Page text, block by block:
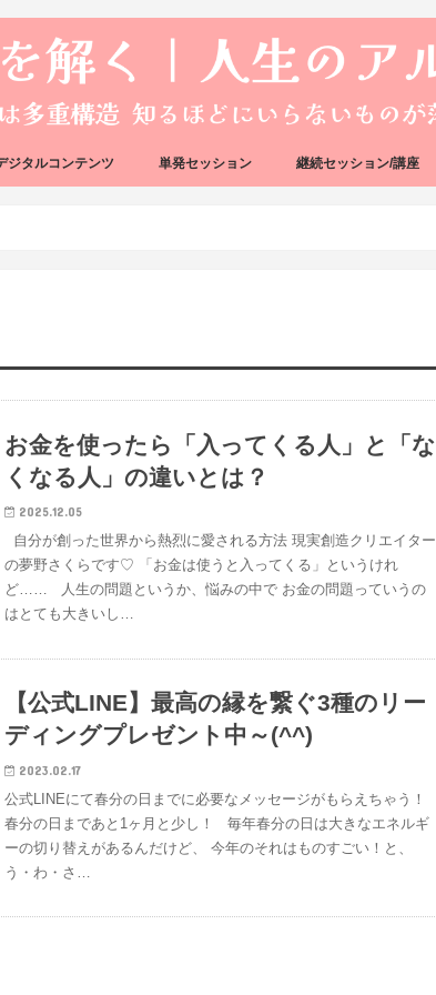
ジタルコンテンツ 単発セッション 継続セッション/講座
お金を使ったら「入ってくる人」と「な
くなる人」の違いとは？
2025.12.05
自分が創った世界から熱烈に愛される方法 現実創造クリエイター
の夢野さくらです♡ 「お金は使うと入ってくる」というけれ
ど…… 人生の問題というか、悩みの中で お金の問題っていうの
はとても大きいし…
【公式LINE】最高の縁を繋ぐ3種のリー
ディングプレゼント中～(^^)
2023.02.17
公式LINEにて春分の日までに必要なメッセージがもらえちゃう！
春分の日まであと1ヶ月と少し！ 毎年春分の日は大きなエネルギ
ーの切り替えがあるんだけど、 今年のそれはものすごい！と、
う・わ・さ…